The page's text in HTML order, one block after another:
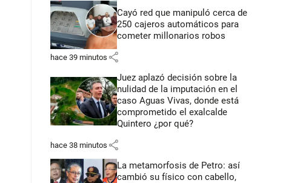
Cayó red que manipuló cerca de
250 cajeros automáticos para
cometer millonarios robos
hace 39 minutos share
Juez aplazó decisión sobre la
nulidad de la imputación en el
caso Aguas Vivas, donde está
comprometido el exalcalde
Quintero ¿por qué?
hace 38 minutos share
La metamorfosis de Petro: así
cambió su físico con cabello,